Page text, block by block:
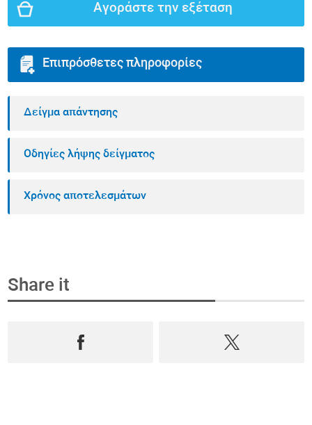
Αγοράστε την εξέταση
Επιπρόσθετες πληροφορίες
Δείγμα απάντησης
Οδηγίες λήψης δείγματος
Χρόνος αποτελεσμάτων
Share it